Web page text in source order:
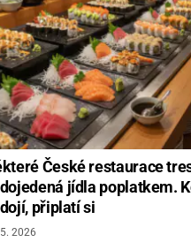
České restaurace
jídla poplatkem.
připlatí si
2026